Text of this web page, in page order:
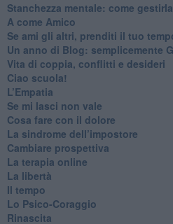
​Stanchezza mentale: come gestirla
​A come Amico
​Se ami gli altri, prenditi il tuo
​Un anno di Blog: semplicemente
​Vita di coppia, conflitti e desideri
​Ciao scuola!
​L’Empatia
​Se mi lasci non vale
Cosa fare con il dolore
​La sindrome dell’impostore
​Cambiare prospettiva
La terapia online
La libertà
​Il tempo
​Lo Psico-Coraggio
Rinascita